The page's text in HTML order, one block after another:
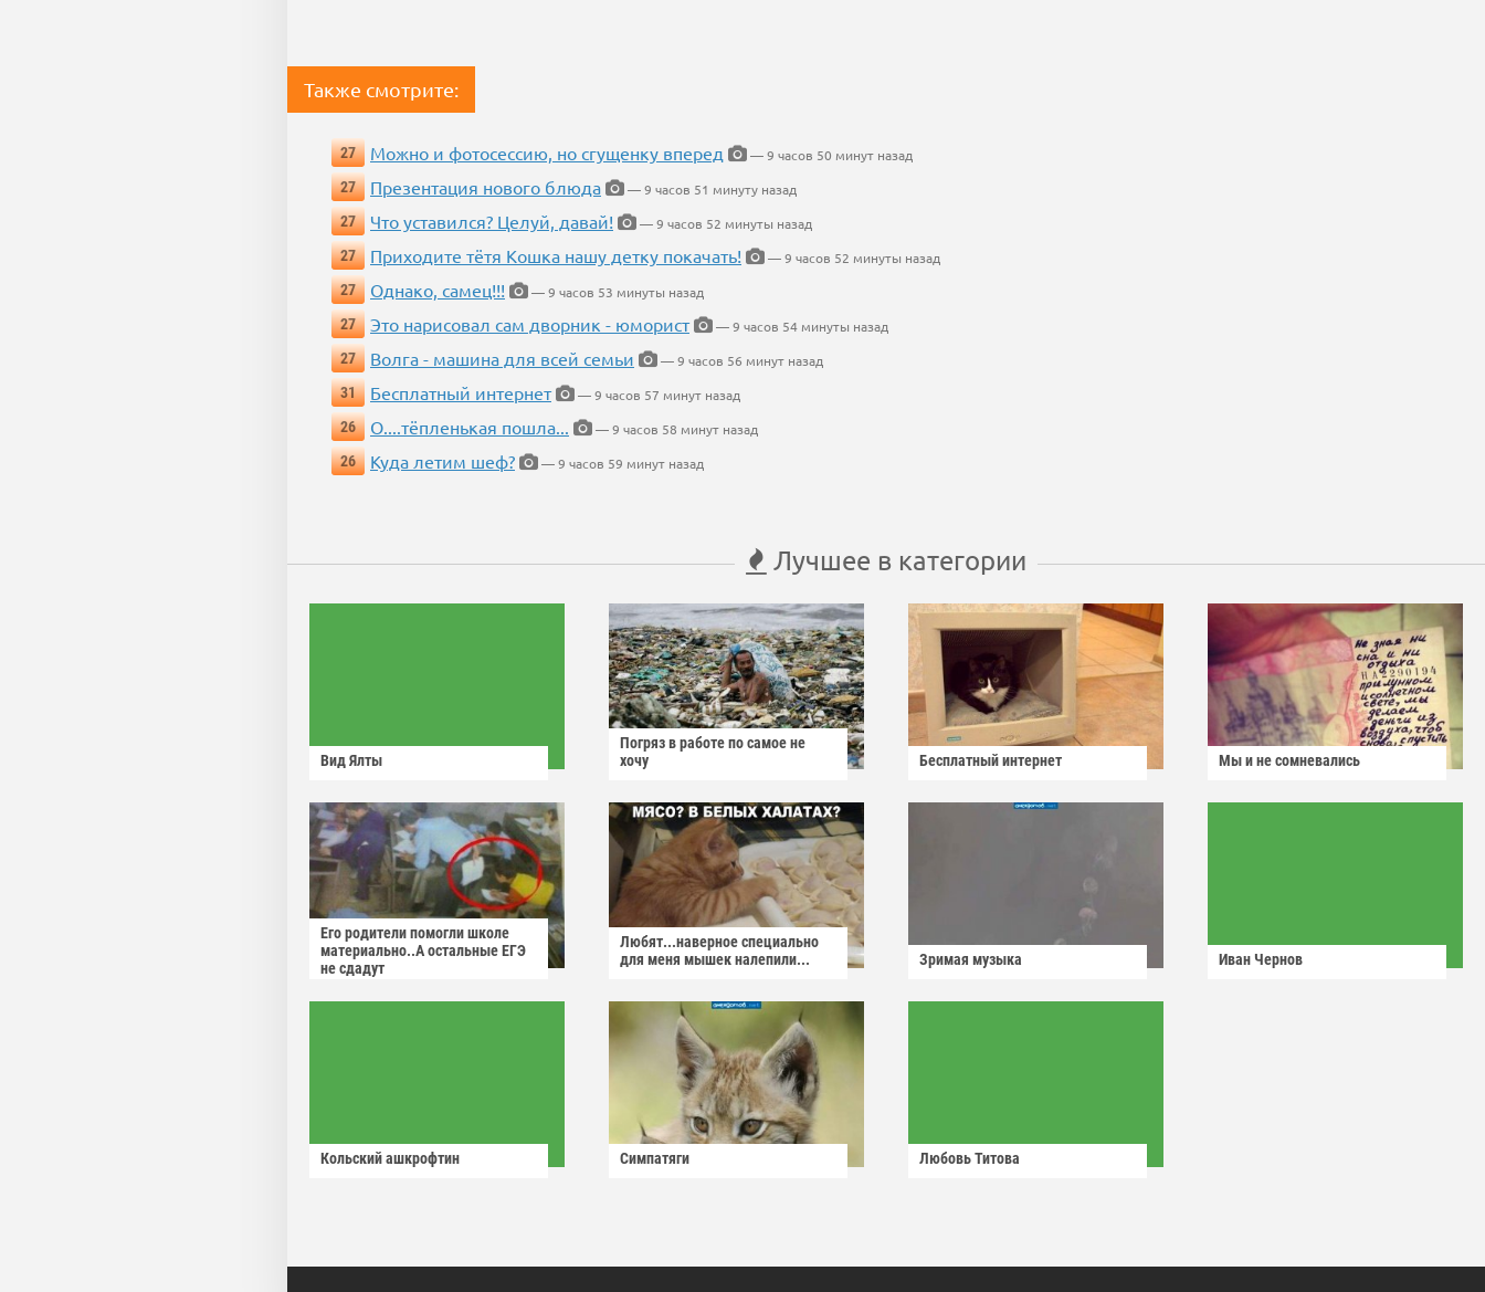
Также смотрите:
27 Можно и фотосессию, но сгущенку вперед
— 9 часов 50 минут назад
27
Презентация нового блюда
— 9 часов 51 минуту назад
27
Что уставился? Целуй, давай!
— 9 часов 52 минуты назад
27
Приходите тётя Кошка нашу детку покачать!
— 9 часов 52 минуты назад
27
Однако, самец!!!
— 9 часов 53 минуты назад
27
Это нарисовал сам дворник - юморист
— 9 часов 54 минуты назад
27
Волга - машина для всей семьи
— 9 часов 56 минут назад
31
Бесплатный интернет
— 9 часов 57 минут назад
26
О....тёпленькая пошла...
— 9 часов 58 минут назад
26
Куда летим шеф? — 9 часов 59 минут назад
Лучшее в категории
Вид Ялты
Погряз в работе по самое не
хочу
Бесплатный интернет Мы и не сомневались
Его родители помогли школе
материально..А остальные ЕГЭ
не сдадут
Любят...наверное специально
для меня мышек налепили...
Зримая музыка Иван Чернов
Кольский ашкрофтин Симпатяги Любовь Титова